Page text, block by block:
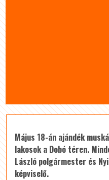
Május 18-án ajándék
lakosok a Dobó téren.
László polgármester és
képviselő.